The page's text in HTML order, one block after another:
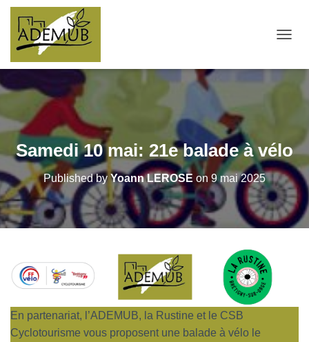
Samedi 10 mai: 21e balade à vélo
Published by Yoann LEROSE on 9 mai 2025
En partenariat, l’ADEMUB, la Rustine et le CSB
Cyclotourisme vous proposent une balade à vélo le